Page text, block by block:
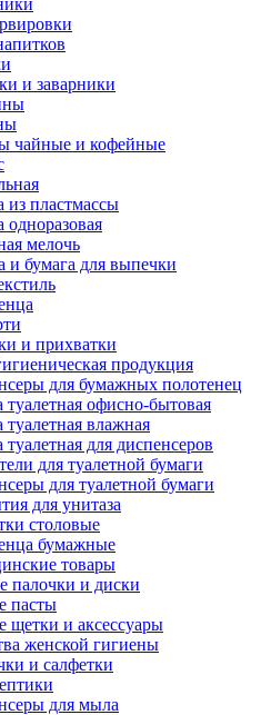
и заварники
чайные и кофейные
из пластмассы
одноразовая
мелочь
и бумага для выпечки
и прихватки
продукция
для бумажных полотенец
туалетная офисно-бытовая
туалетная влажная
туалетная для диспенсеров
для туалетной бумаги
для туалетной бумаги
для унитаза
столовые
бумажные
товары
палочки и диски
пасты
щетки и аксессуары
женской гигиены
и салфетки
для мыла